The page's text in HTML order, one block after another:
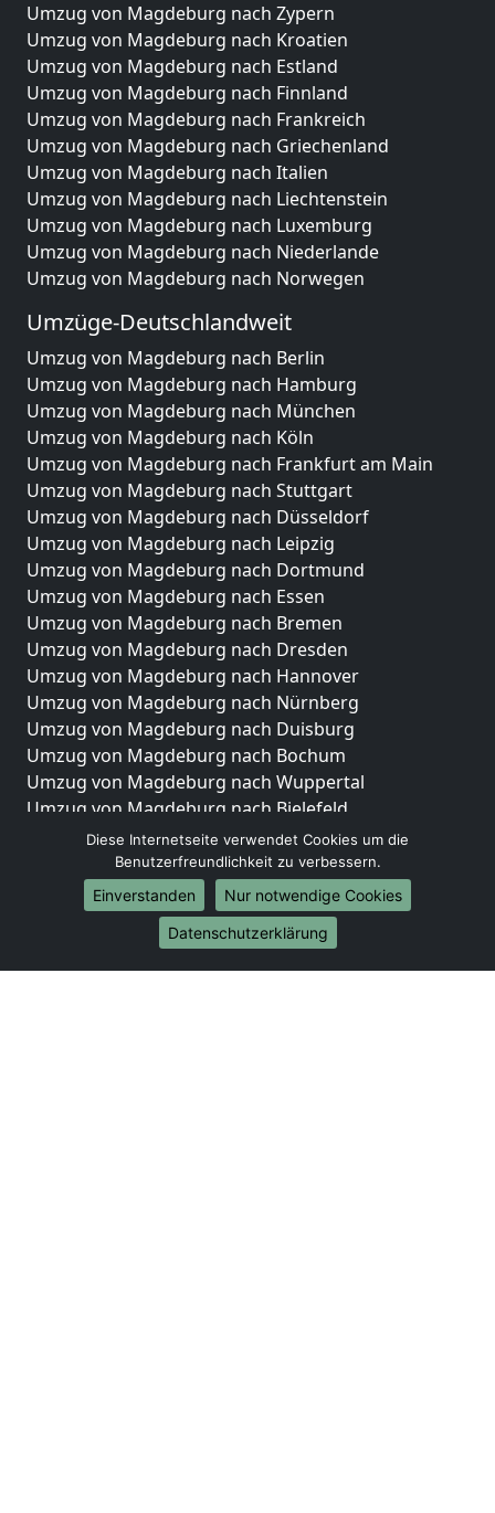
Umzug von Magdeburg nach Zypern
Umzug von Magdeburg nach Kroatien
Umzug von Magdeburg nach Estland
Umzug von Magdeburg nach Finnland
Umzug von Magdeburg nach Frankreich
Umzug von Magdeburg nach Griechenland
Umzug von Magdeburg nach Italien
Umzug von Magdeburg nach Liechtenstein
Umzug von Magdeburg nach Luxemburg
Umzug von Magdeburg nach Niederlande
Umzug von Magdeburg nach Norwegen
Umzüge-Deutschlandweit
Umzug von Magdeburg nach Berlin
Umzug von Magdeburg nach Hamburg
Umzug von Magdeburg nach München
Umzug von Magdeburg nach Köln
Umzug von Magdeburg nach Frankfurt am Main
Umzug von Magdeburg nach Stuttgart
Umzug von Magdeburg nach Düsseldorf
Umzug von Magdeburg nach Leipzig
Umzug von Magdeburg nach Dortmund
Umzug von Magdeburg nach Essen
Umzug von Magdeburg nach Bremen
Umzug von Magdeburg nach Dresden
Umzug von Magdeburg nach Hannover
Umzug von Magdeburg nach Nürnberg
Umzug von Magdeburg nach Duisburg
Umzug von Magdeburg nach Bochum
Umzug von Magdeburg nach Wuppertal
Umzug von Magdeburg nach Bielefeld
Umzug von Magdeburg nach Bonn
Umzug von Magdeburg nach Münster
Internationale-Umzüge
Umzug von Magdeburg nach Brasilien
Umzug von Magdeburg nach Brunei Darussalam
Diese Internetseite verwendet Cookies um die
Benutzerfreundlichkeit zu verbessern.
Einverstanden
Nur notwendige Cookies
Datenschutzerklärung